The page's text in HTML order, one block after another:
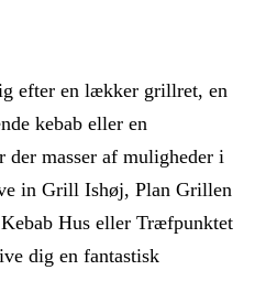
efter en lækker grillret, en
kebab eller en
der masser af muligheder i
in Grill Ishøj, Plan Grillen
Hus eller Træfpunktet
dig en fantastisk